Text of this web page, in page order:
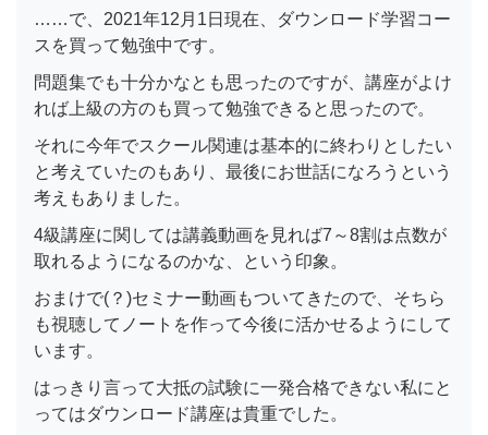
……で、2021年12月1日現在、ダウンロード学習コー
スを買って勉強中です。
問題集でも十分かなとも思ったのですが、講座がよけ
れば上級の方のも買って勉強できると思ったので。
それに今年でスクール関連は基本的に終わりとしたい
と考えていたのもあり、最後にお世話になろうという
考えもありました。
4級講座に関しては講義動画を見れば7～8割は点数が
取れるようになるのかな、という印象。
おまけで(？)セミナー動画もついてきたので、そちら
も視聴してノートを作って今後に活かせるようにして
います。
はっきり言って大抵の試験に一発合格できない私にと
ってはダウンロード講座は貴重でした。